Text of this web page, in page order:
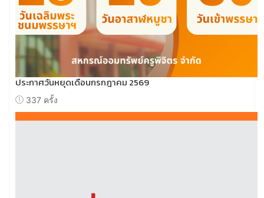
ประกาศวันหยุดเดือนกรกฎาคม 2569
337 ครั้ง